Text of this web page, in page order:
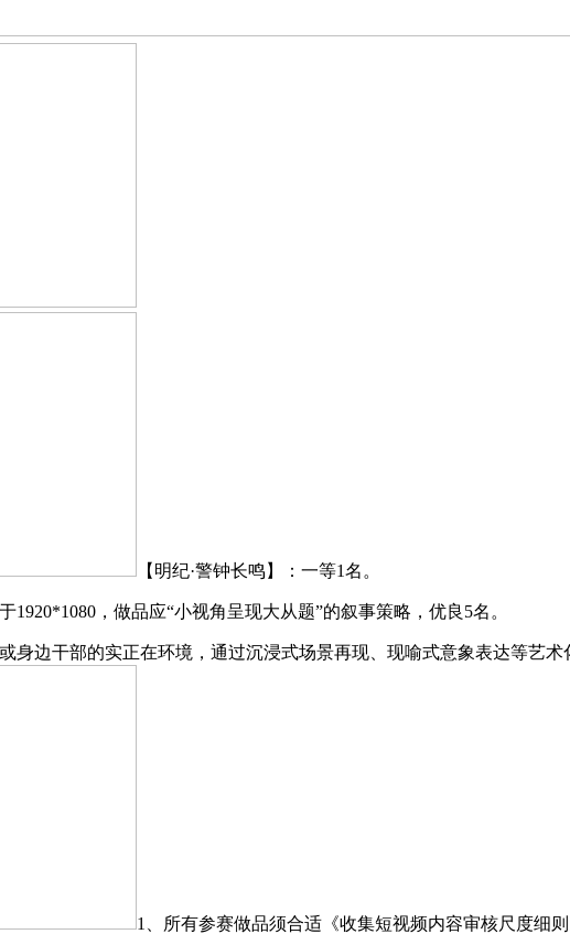
【明纪·警钟长鸣】：一等1名。
，做品应“小视角呈现大从题”的叙事策略，优良5名。
边干部的实正在环境，通过沉浸式场景再现、现喻式意象表达等艺术
1、所有参赛做品须合适《收集短视频内容审核尺度细则